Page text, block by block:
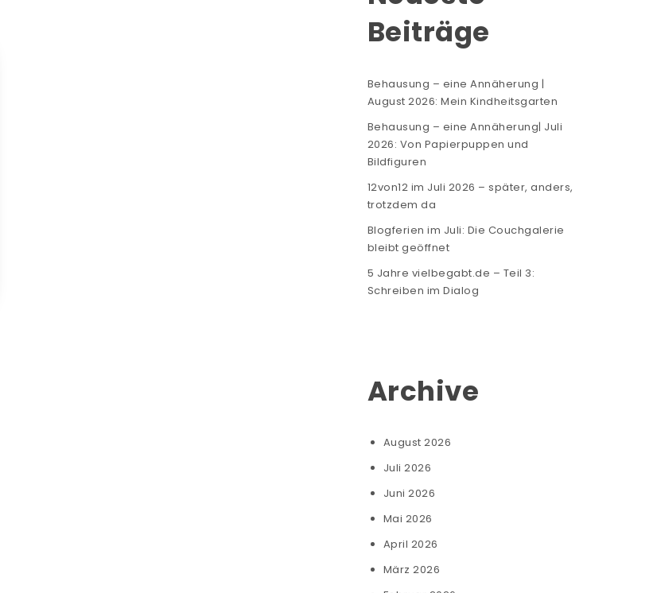
Beiträge
Behausung – eine Annäherung |
August 2026: Mein Kindheitsgarten
Behausung – eine Annäherung| Juli
2026: Von Papierpuppen und
Bildfiguren
12von12 im Juli 2026 – später, anders,
trotzdem da
Blogferien im Juli: Die Couchgalerie
bleibt geöffnet
5 Jahre vielbegabt.de – Teil 3:
Schreiben im Dialog
Archive
August 2026
Juli 2026
Juni 2026
Mai 2026
April 2026
März 2026